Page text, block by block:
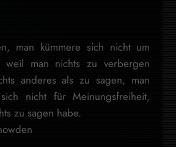
man kümmere sich nicht um
weil man nichts zu verbergen
anderes als zu sagen, man
nicht für Meinungsfreiheit,
zu sagen habe.